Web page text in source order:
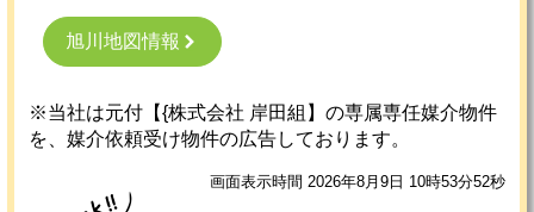
旭川地図情報
※当社は元付【{株式会社 岸田組】の専属専任媒介物件
を、媒介依頼受け物件の広告しております。
画面表示時間 2026年8月9日 10時53分52秒